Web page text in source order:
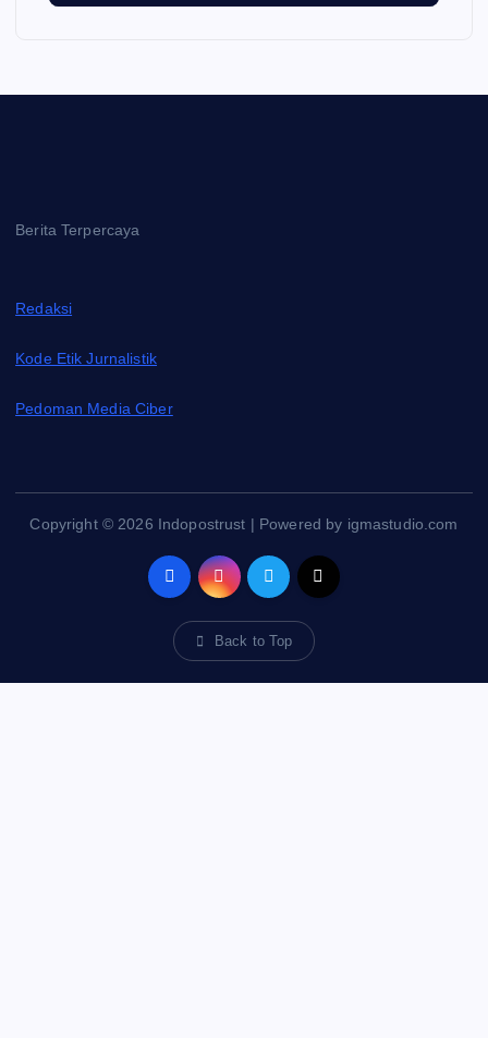
Berita Terpercaya
Redaksi
Kode Etik Jurnalistik
Pedoman Media Ciber
Copyright © 2026 Indopostrust | Powered by igmastudio.com
Back to Top